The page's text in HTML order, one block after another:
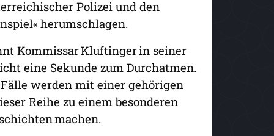
Polizei und den
herumschlagen.
Kommissar Kluftinger in seiner
eine Sekunde zum Durchatmen.
werden mit einer gehörigen
Reihe zu einem besonderen
machen.